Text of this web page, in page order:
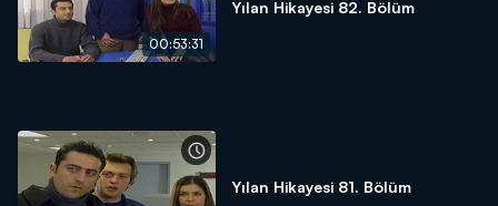
00:53:31
Yılan Hikayesi 82. Bölüm
Yılan Hikayesi 81. Bölüm